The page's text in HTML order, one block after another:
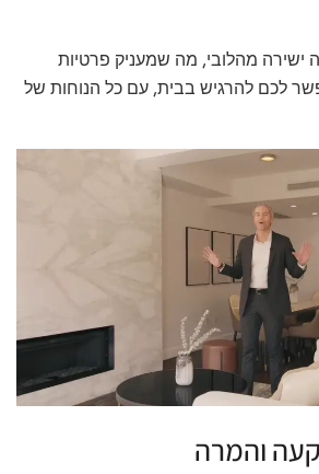
ישירה מהלובי, מה שמעניק פרטיות
לכם להרגיש בבית, עם כל הנוחות של
והמרה